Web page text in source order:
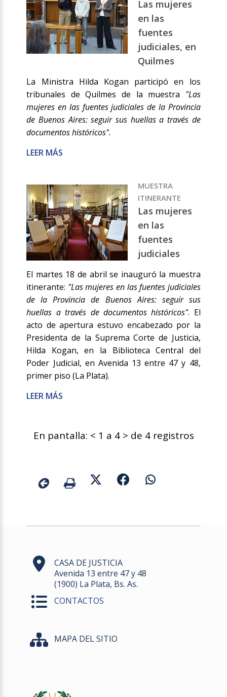
Las mujeres
en las
fuentes
judiciales, en
Quilmes
La Ministra Hilda Kogan participó en los
tribunales de Quilmes de la muestra "Las
mujeres en las fuentes judiciales de la Provincia
de Buenos Aires: seguir sus huellas a través de
documentos históricos".
LEER MÁS
MUESTRA
ITINERANTE
Las mujeres
en las
fuentes
judiciales
El martes 18 de abril se inauguró la muestra
itinerante: "Las mujeres en las fuentes judiciales
de la Provincia de Buenos Aires: seguir sus
huellas a través de documentos históricos". El
acto de apertura estuvo encabezado por la
Presidenta de la Suprema Corte de Justicia,
Hilda Kogan, en la Biblioteca Central del
Poder Judicial, en Avenida 13 entre 47 y 48,
primer piso (La Plata).
LEER MÁS
En pantalla: < 1 a 4 > de 4 registros
CASA DE JUSTICIA
Avenida 13 entre 47 y 48
(1900) La Plata, Bs. As.
CONTACTOS
MAPA DEL SITIO